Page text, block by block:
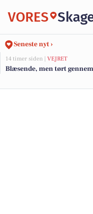
VORES
Seneste nyt ›
14 timer siden | VEJRET
Blæsende, men tørt